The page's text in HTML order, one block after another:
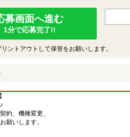
募画面へ進む
1分で応募完了!!
ントアウトして保管をお願いします。
約、機種変更、
願いします。